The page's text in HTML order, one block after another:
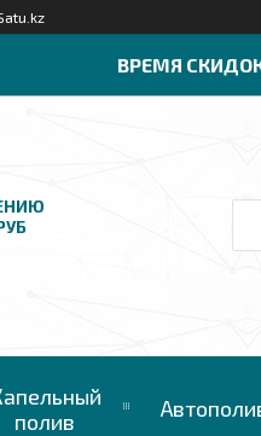
ВРЕМЯ
полив